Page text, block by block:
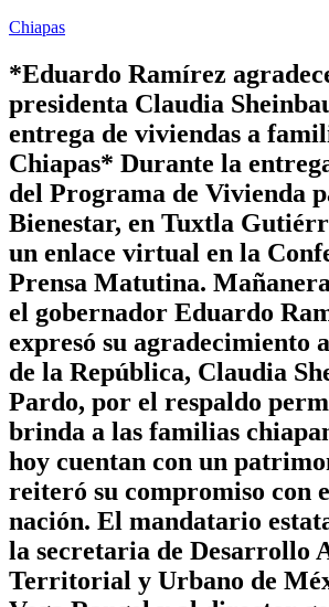
Chiapas
*Eduardo Ramírez
presidenta Claudia
entrega de viviendas a
Chiapas* Durante la
del Programa de Vivienda
Bienestar, en Tuxtla
un enlace virtual en la
Prensa Matutina.
el gobernador Eduardo
expresó su agradecimiento
de la República, Claudia
Pardo, por el respaldo
brinda a las familias
hoy cuentan con un
reiteró su compromiso con
nación. El mandatario
la secretaria de Desarrollo
Territorial y Urbano de